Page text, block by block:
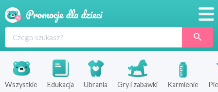
Produkty
Sklepy
Wszystkie Edukacja Ubrania Gry i zabawki Karmienie